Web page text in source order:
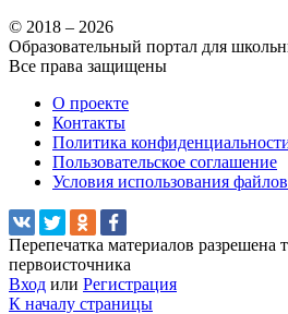
© 2018 – 2026
Образовательный портал для
Все права защищены
О проекте
Контакты
Политика
Пользовательское соглашение
Условия использования
Перепечатка материалов разрешена
первоисточника
Вход или Регистрация
К началу страницы